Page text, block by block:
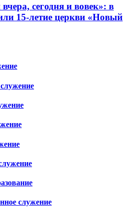
сегодня и вовек»: в
15-летие церкви «Новый
служение